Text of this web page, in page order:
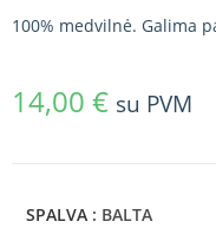
100% medvilnė. Galima
14,00 € su PVM
SPALVA : BALTA